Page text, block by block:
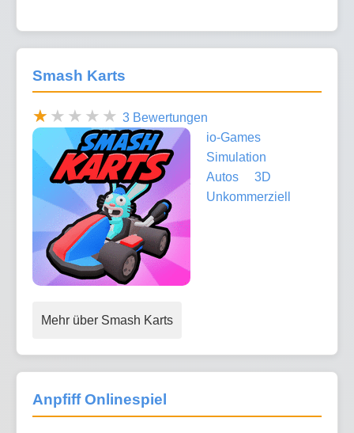
Smash Karts
3 Bewertungen
io-Games
Simulation
Autos
3D
Unkommerziell
Mehr über Smash Karts
Anpfiff Onlinespiel